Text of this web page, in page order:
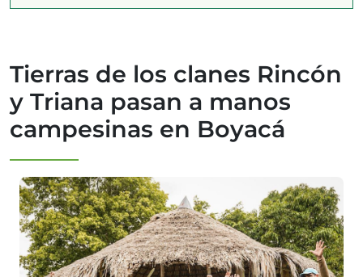
Tierras de los clanes Rincón
y Triana pasan a manos
campesinas en Boyacá
Imagen